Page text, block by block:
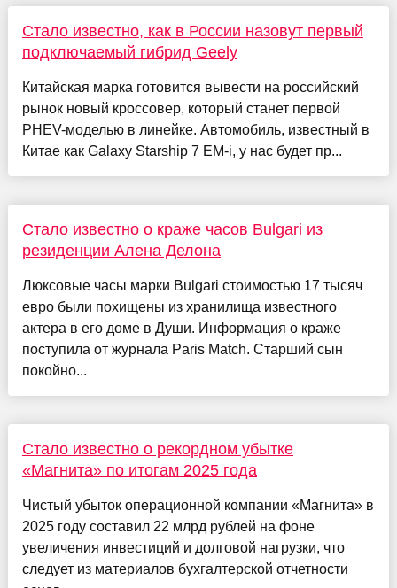
Стало известно, как в России назовут первый
подключаемый гибрид Geely
Китайская марка готовится вывести на российский
рынок новый кроссовер, который станет первой
PHEV-моделью в линейке. Автомобиль, известный в
Китае как Galaxy Starship 7 EM-i, у нас будет пр...
Стало известно о краже часов Bulgari из
резиденции Алена Делона
Люксовые часы марки Bulgari стоимостью 17 тысяч
евро были похищены из хранилища известного
актера в его доме в Души. Информация о краже
поступила от журнала Paris Match. Старший сын
покойно...
Стало известно о рекордном убытке
«Магнита» по итогам 2025 года
Чистый убыток операционной компании «Магнита» в
2025 году составил 22 млрд рублей на фоне
увеличения инвестиций и долговой нагрузки, что
следует из материалов бухгалтерской отчетности